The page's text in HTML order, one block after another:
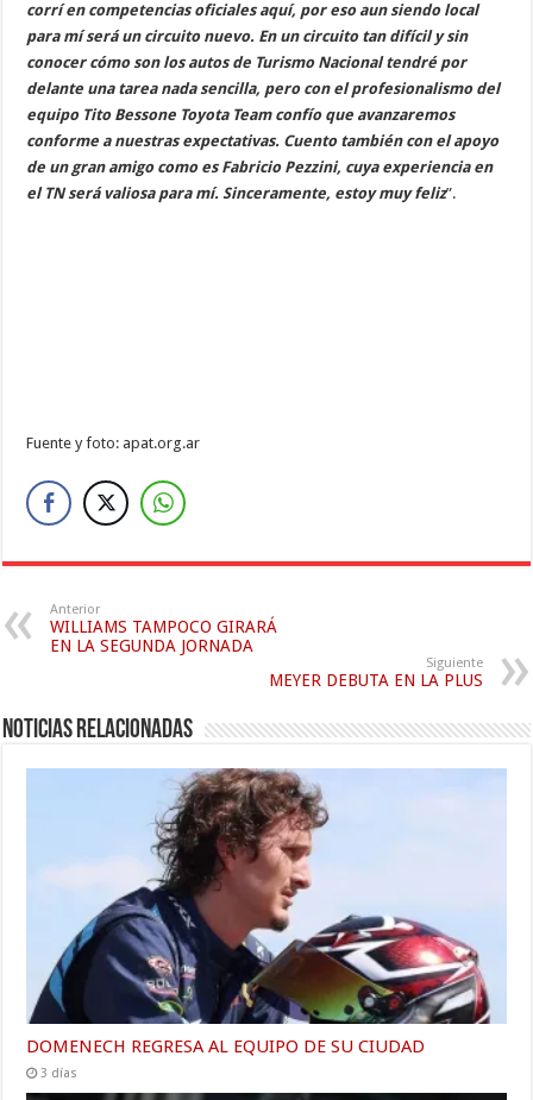
corrí en competencias oficiales aquí, por eso aun siendo local
para mí será un circuito nuevo. En un circuito tan difícil y sin
conocer cómo son los autos de Turismo Nacional tendré por
delante una tarea nada sencilla, pero con el profesionalismo del
equipo Tito Bessone Toyota Team confío que avanzaremos
conforme a nuestras expectativas. Cuento también con el apoyo
de un gran amigo como es Fabricio Pezzini, cuya experiencia en
el TN será valiosa para mí. Sinceramente, estoy muy feliz”.
Fuente y foto: apat.org.ar
Anterior
WILLIAMS TAMPOCO GIRARÁ
EN LA SEGUNDA JORNADA
Siguiente
MEYER DEBUTA EN LA PLUS
Noticias relacionadas
DOMENECH REGRESA AL EQUIPO DE SU CIUDAD
3 días